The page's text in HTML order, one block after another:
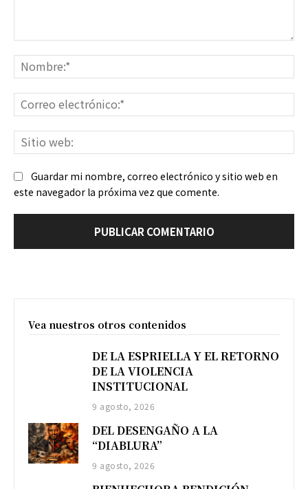
Guardar mi nombre, correo electrónico y sitio web en
este navegador la próxima vez que comente.
Vea nuestros otros contenidos
DE LA ESPRIELLA Y EL RETORNO
DE LA VIOLENCIA
INSTITUCIONAL
9 agosto, 2026
DEL DESENGAÑO A LA
“DIABLURA”
9 agosto, 2026